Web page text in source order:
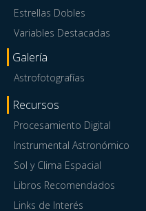
Estrellas Dobles
Variables Destacadas
Galería
Astrofotografías
Recursos
Procesamiento Digital
Instrumental Astronómico
Sol y Clima Espacial
Libros Recomendados
Links de Interés